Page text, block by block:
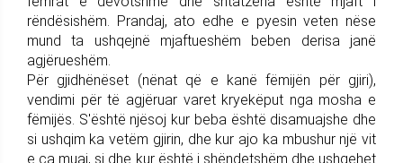
rëndësishëm. Prandaj, ato edhe e pyesin veten nëse
mund ta ushqejnë mjaftueshëm beben derisa janë
agjërueshëm.
Për gjidhënëset (nënat që e kanë fëmijën për gjiri),
vendimi për të agjëruar varet kryekëput nga mosha e
fëmijës. S'është njësoj kur beba është disamuajshe dhe
si ushqim ka vetëm gjirin, dhe kur ajo ka mbushur një vit
e ca muaj, si dhe kur është i shëndetshëm dhe ushqehet